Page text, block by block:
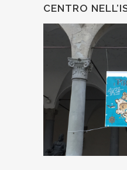
CENTRO